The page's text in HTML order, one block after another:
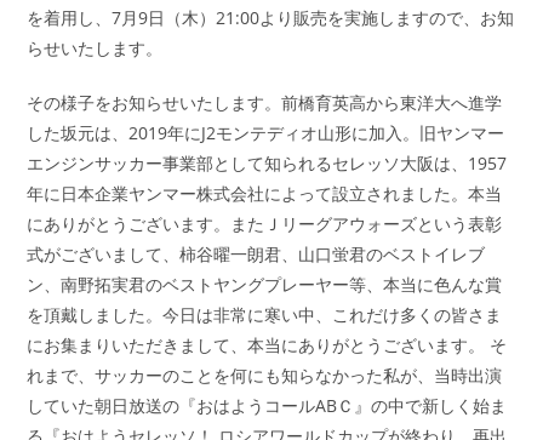
を着用し、7月9日（木）21:00より販売を実施しますので、お知
らせいたします。
その様子をお知らせいたします。前橋育英高から東洋大へ進学
した坂元は、2019年にJ2モンテディオ山形に加入。旧ヤンマー
エンジンサッカー事業部として知られるセレッソ大阪は、1957
年に日本企業ヤンマー株式会社によって設立されました。本当
にありがとうございます。またＪリーグアウォーズという表彰
式がございまして、柿谷曜一朗君、山口蛍君のベストイレブ
ン、南野拓実君のベストヤングプレーヤー等、本当に色んな賞
を頂戴しました。今日は非常に寒い中、これだけ多くの皆さま
にお集まりいただきまして、本当にありがとうございます。 そ
れまで、サッカーのことを何にも知らなかった私が、当時出演
していた朝日放送の『おはようコールABＣ』の中で新しく始ま